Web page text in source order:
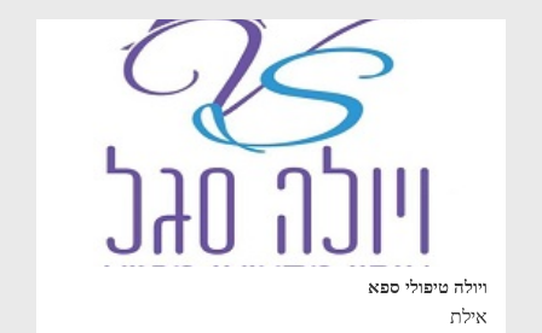
ויולה טיפולי ספא
אילת